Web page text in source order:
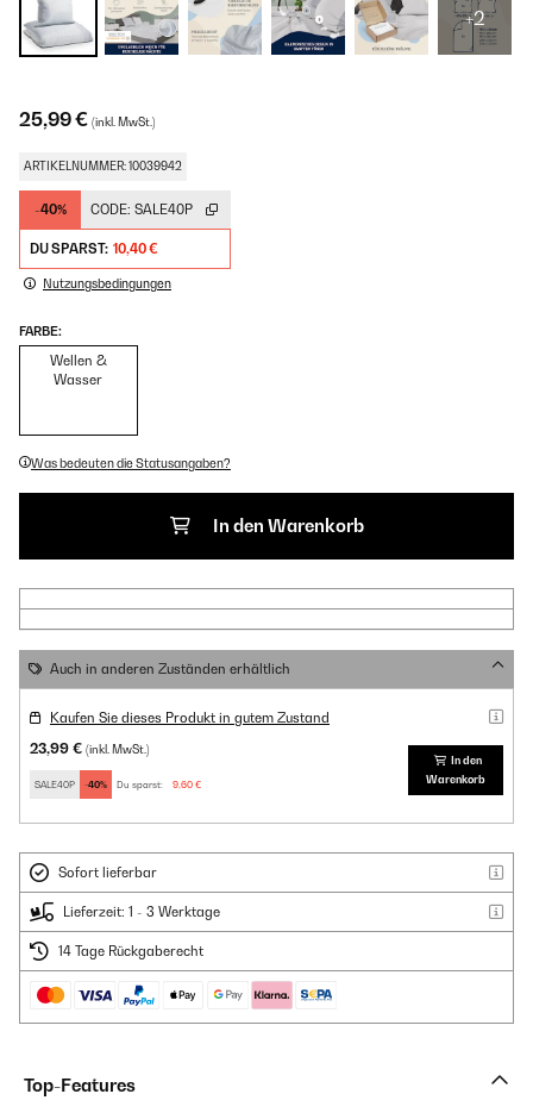
+2
25,99 € (inkl. MwSt.)
ARTIKELNUMMER: 10039942
-40% CODE: SALE40P
DU SPARST: 10,40 €
Nutzungsbedingungen
FARBE:
Wellen &
Wasser
Was bedeuten die Statusangaben?
In den Warenkorb
Auch in anderen Zuständen erhältlich
Kaufen Sie dieses Produkt in gutem Zustand
23,99 € (inkl. MwSt.)
SALE40P -40% Du sparst: 9,60 €
In den
Warenkorb
Sofort lieferbar
Lieferzeit: 1 - 3 Werktage
14 Tage Rückgaberecht
Top-Features